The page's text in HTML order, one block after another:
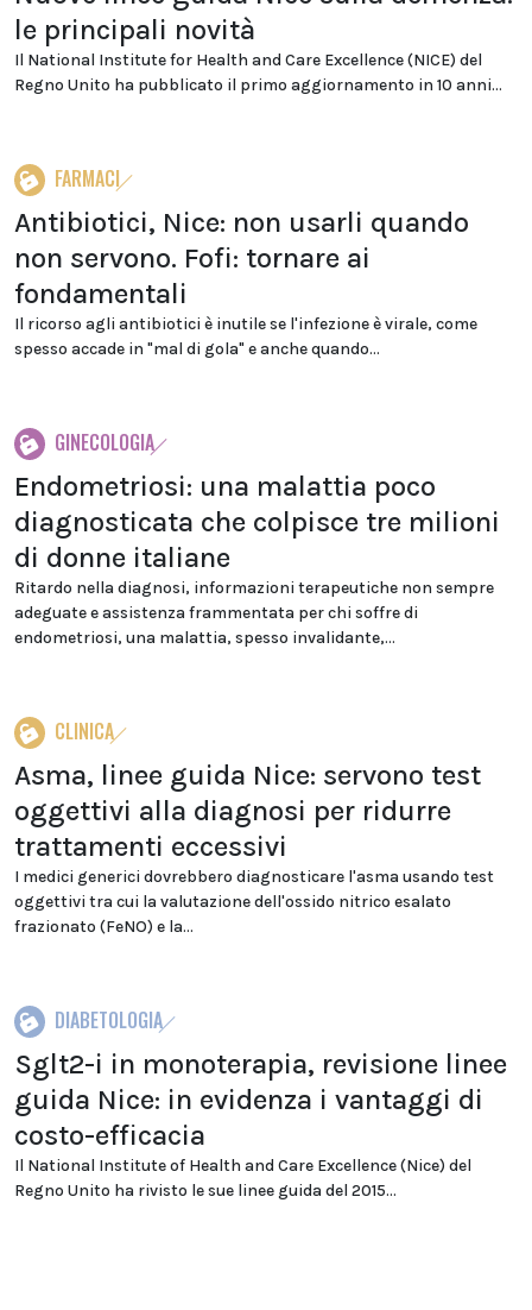
le principali novità
Il National Institute for Health and Care Excellence (NICE) del
Regno Unito ha pubblicato il primo aggiornamento in 10 anni...
FARMACI
Antibiotici, Nice: non usarli quando
non servono. Fofi: tornare ai
fondamentali
Il ricorso agli antibiotici è inutile se l'infezione è virale, come
spesso accade in "mal di gola" e anche quando...
GINECOLOGIA
Endometriosi: una malattia poco
diagnosticata che colpisce tre milioni
di donne italiane
Ritardo nella diagnosi, informazioni terapeutiche non sempre
adeguate e assistenza frammentata per chi soffre di
endometriosi, una malattia, spesso invalidante,...
CLINICA
Asma, linee guida Nice: servono test
oggettivi alla diagnosi per ridurre
trattamenti eccessivi
I medici generici dovrebbero diagnosticare l'asma usando test
oggettivi tra cui la valutazione dell'ossido nitrico esalato
frazionato (FeNO) e la...
DIABETOLOGIA
Sglt2-i in monoterapia, revisione linee
guida Nice: in evidenza i vantaggi di
costo-efficacia
Il National Institute of Health and Care Excellence (Nice) del
Regno Unito ha rivisto le sue linee guida del 2015...